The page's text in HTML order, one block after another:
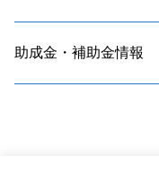
助成金・補助金情報